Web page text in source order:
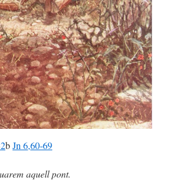
bJn 6,60-69
aquell pont.